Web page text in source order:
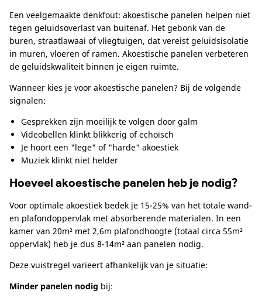
Een veelgemaakte denkfout: akoestische panelen helpen niet
tegen geluidsoverlast van buitenaf. Het gebonk van de
buren, straatlawaai of vliegtuigen, dat vereist geluidsisolatie
in muren, vloeren of ramen. Akoestische panelen verbeteren
de geluidskwaliteit binnen je eigen ruimte.
Wanneer kies je voor akoestische panelen? Bij de volgende
signalen:
Gesprekken zijn moeilijk te volgen door galm
Videobellen klinkt blikkerig of echoïsch
Je hoort een "lege" of "harde" akoestiek
Muziek klinkt niet helder
Hoeveel akoestische panelen heb je nodig?
Voor optimale akoestiek bedek je 15-25% van het totale wand-
en plafondoppervlak met absorberende materialen. In een
kamer van 20m² met 2,6m plafondhoogte (totaal circa 55m²
oppervlak) heb je dus 8-14m² aan panelen nodig.
Deze vuistregel varieert afhankelijk van je situatie:
Minder panelen nodig bij: